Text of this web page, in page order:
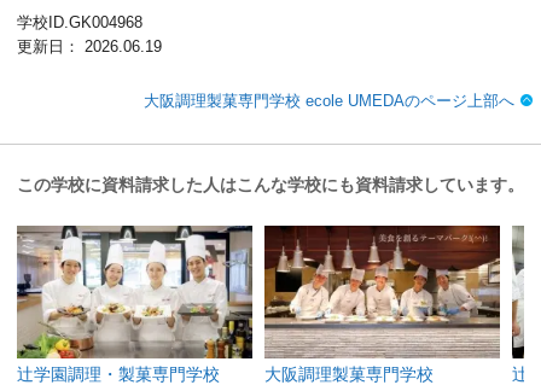
学校ID.GK004968
更新日： 2026.06.19
大阪調理製菓専門学校 ecole UMEDAのページ上部へ
この学校に資料請求した人はこんな学校にも資料請求しています。
辻学園調理・製菓専門学校 大阪調理製菓専門学校 辻